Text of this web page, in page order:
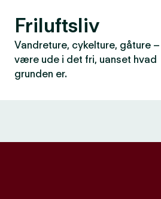
Friluftsliv
Vandreture, cykelture, gåture
være ude i det fri, uanset hvad
grunden er.